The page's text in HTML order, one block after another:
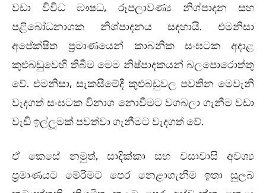
වඩා විවිධ ඹෟෂධ, රූපලාවණ්‍ය නිශ්පාදන සහ
පළිබෝධනාශක නිශ්පාදනය සඳහායි. එමනිසා
අපේක්ෂිත ප‍්‍රමාණයෙන් කාබනික සංඝටක අදාළ
කුළුබඩුවෙහි තිබීම මෙම නිෂ්පාදකයන් බලපොරොත්තු
වේ. එමනිසා, සැකසීමේදී කුළුබඩුවල පවතින මෙවැනි
වැදගත් සංඝටක විනාශ නොවීමට වගබලා ගැනීම වඩා
වැඩි ඉල්ලූමක් පවත්වා ගැනීමට වැදගත් වේ.
ඒ කෙසේ නමුත්, සාදික්කා සහ වසාවාසි අවශ්‍ය
ප‍්‍රමාණයට මේරීමට පෙර නෙළාගැනීම ඉතා සුලබ